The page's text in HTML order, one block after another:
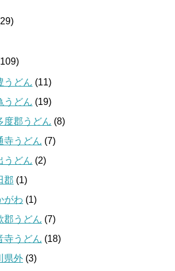
うどん (11)
うどん (19)
度郡うどん (8)
寺うどん (7)
うどん (2)
郡 (1)
がわ (1)
郡うどん (7)
寺うどん (18)
県外 (3)